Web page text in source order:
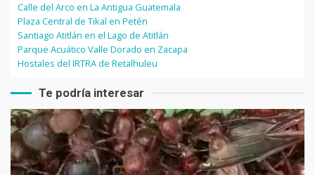
Calle del Arco en La Antigua Guatemala
Plaza Central de Tikal en Petén
Santiago Atitlán en el Lago de Atitlán
Parque Acuático Valle Dorado en Zacapa
Hostales del IRTRA de Retalhuleu
Te podría interesar